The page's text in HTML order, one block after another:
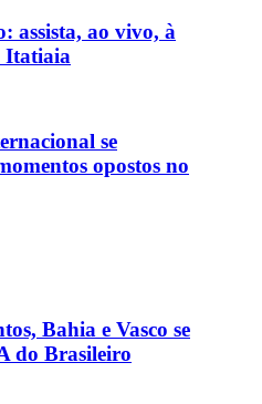
assista, ao vivo, à
Itatiaia
se
opostos no
Bahia e Vasco se
do Brasileiro